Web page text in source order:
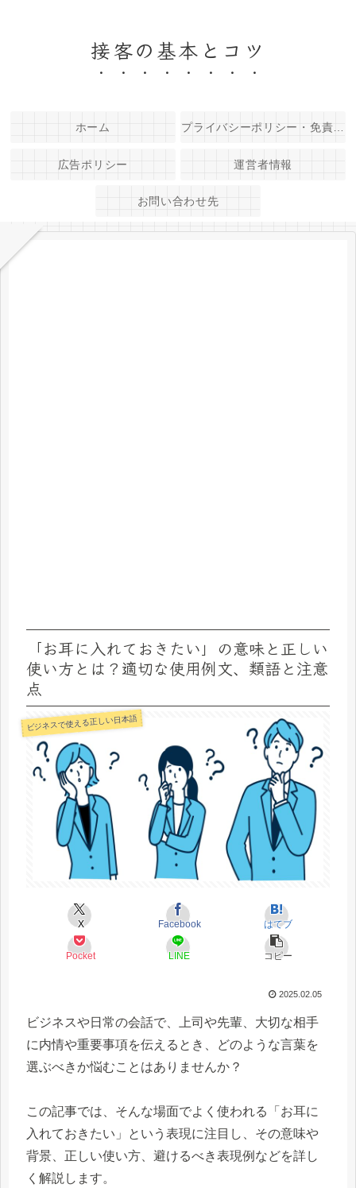
接客の基本とコツ
ホーム
広告ポリシー 運営者情報
お問い合わせ先
「お耳に入れておきたい」の意味と正しい
使い方とは？適切な使用例文、類語と注意
点
ビジネスで使える正しい日本語
X Facebook はてブ
Pocket LINE コピー
2025.02.05
ビジネスや日常の会話で、上司や先輩、大切な相手
に内情や重要事項を伝えるとき、どのような言葉を
選ぶべきか悩むことはありませんか？
この記事では、そんな場面でよく使われる「お耳に
入れておきたい」という表現に注目し、その意味や
背景、正しい使い方、避けるべき表現例などを詳し
く解説します。